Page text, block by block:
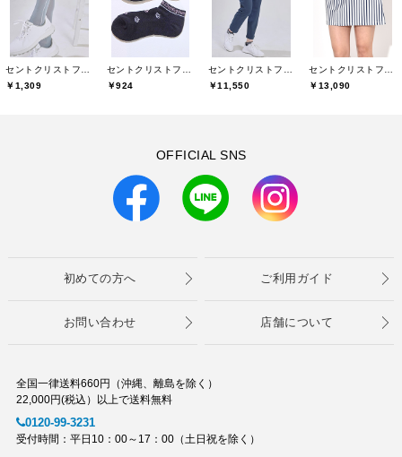
セントクリストファーゴルフ(St.ChristopherGolf)
￥1,309
セントクリストファーゴルフ(St.ChristopherGolf)
￥924
セントクリストファーゴルフ(St.ChristopherGolf)
￥11,550
セントクリストファーゴルフ(St.ChristopherGolf)
￥13,090
OFFICIAL SNS
初めての方へ ご利用ガイド
お問い合わせ 店舗について
全国一律送料660円（沖縄、離島を除く）
22,000円(税込）以上で送料無料
0120-99-3231
受付時間：平日10：00～17：00（土日祝を除く）